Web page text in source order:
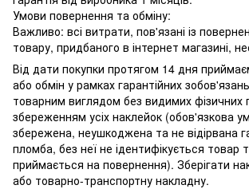
Умови повернення та обміну:
Важливо: всі витрати, пов'язані із
товару, придбаного в інтернет магазині,
Від дати покупки протягом 14 дня
або обмін у рамках гарантійних
товарним виглядом без видимих ​​фізичних
збереженням усіх наклейок (обов'язкова
збережена, неушкоджена та не відірвана
пломба, без неї не ідентифікується товар
приймається на повернення). Зберігати
або товарно-транспортну накладну.